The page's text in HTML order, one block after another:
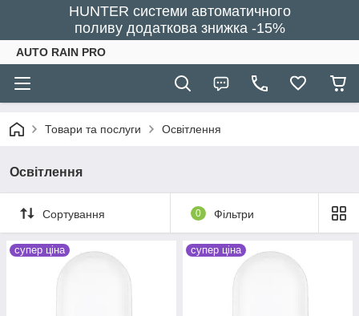
HUNTER системи автоматичного
поливу додаткова знижка -15%
AUTO RAIN PRO
Товари та послуги Освітлення
Освітлення
Сортування 0 Фільтри
супер ціна супер ціна